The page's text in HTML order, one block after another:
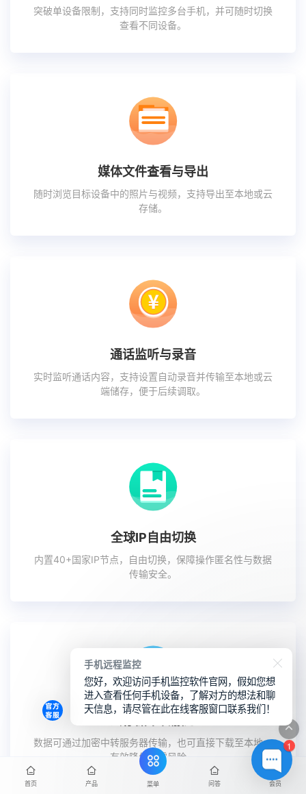
突破单设备限制，支持同时监控多台手机，并可随时切换
查看不同设备。
媒体文件查看与导出
随时浏览目标设备中的照片与视频，支持导出至本地或云
存储。
通话监听与录音
实时监听通话内容，支持设置自动录音并传输至本地或云
端储存，便于后续调取。
全球IP自由切换
内置40+国家IP节点，自由切换，保障操作匿名性与数据
传输安全。
数据可通过加密中转服务器传输，也可直接下载至本地，
有效降低泄露风险。
首页 产品 菜单 问答 会员
1
手机远程监控
您好，欢迎访问手机监控软件官网，假如您想
进入查看任何手机设备，了解对方的想法和聊
天信息，请尽管在此在线客服窗口联系我们！